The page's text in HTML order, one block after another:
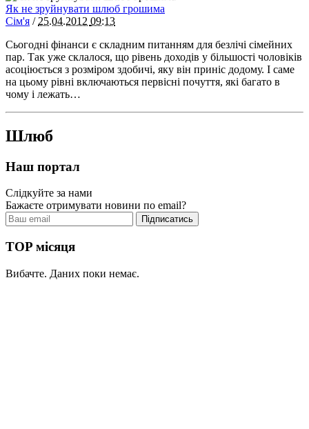
Як не зруйнувати шлюб грошима
Сім'я / 25.04.2012 09:13
Сьогодні фінанси є складним питанням для безлічі сімейних
пар. Так уже склалося, що рівень доходів у більшості чоловіків
асоціюється з розміром здобичі, яку він приніс додому. І саме
на цьому рівні включаються первісні почуття, які багато в
чому і лежать…
Шлюб
Наш портал
Слідкуйте за нами
Бажаєте отримувати новини по email?
TOP місяця
Вибачте. Даних поки немає.